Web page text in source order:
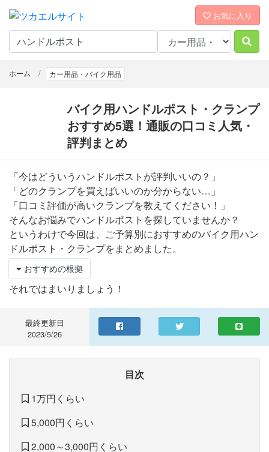
お気に入り
ホーム カー用品・バイク用品
バイク用ハンドルポスト・クランプ
おすすめ5選！通販の口コミ人気・
評判まとめ
「今はどういうハンドルポストが評判いいの？」
「どのクランプを買えばいいのか分からない…」
「口コミ評価が高いクランプを教えてください！」
そんなお悩みでハンドルポストを探していませんか？
というわけで今回は、ご予算別におすすめのバイク用ハン
ドルポスト・クランプをまとめました。
おすすめの根拠
それではまいりましょう！
最終更新日
2023/5/26
目次
1万円くらい
5,000円くらい
2,000～3,000円くらい